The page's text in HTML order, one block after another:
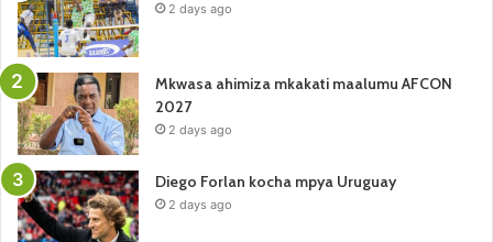
2 days ago
Mkwasa ahimiza mkakati maalumu AFCON
2027
2 days ago
Diego Forlan kocha mpya Uruguay
2 days ago